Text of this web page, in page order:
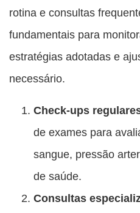
rotina e consultas
fundamentais para
estratégias adotadas e
necessário.
Check-ups
de exames para
sangue, pressão
de saúde.
Consultas